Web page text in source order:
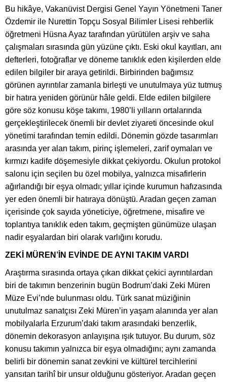
Bu hikâye, Vakanüvist Dergisi Genel Yayın Yönetmeni Taner
Özdemir ile Nurettin Topçu Sosyal Bilimler Lisesi rehberlik
öğretmeni Hüsna Ayaz tarafından yürütülen arşiv ve saha
çalışmaları sırasında gün yüzüne çıktı. Eski okul kayıtları, anı
defterleri, fotoğraflar ve döneme tanıklık eden kişilerden elde
edilen bilgiler bir araya getirildi. Birbirinden bağımsız
görünen ayrıntılar zamanla birleşti ve unutulmaya yüz tutmuş
bir hatıra yeniden görünür hâle geldi. Elde edilen bilgilere
göre söz konusu köşe takımı, 1980’li yılların ortalarında
gerçekleştirilecek önemli bir devlet ziyareti öncesinde okul
yönetimi tarafından temin edildi. Dönemin gözde tasarımları
arasında yer alan takım, pirinç işlemeleri, zarif oymaları ve
kırmızı kadife döşemesiyle dikkat çekiyordu. Okulun protokol
salonu için seçilen bu özel mobilya, yalnızca misafirlerin
ağırlandığı bir eşya olmadı; yıllar içinde kurumun hafızasında
yer eden önemli bir hatıraya dönüştü. Aradan geçen zaman
içerisinde çok sayıda yöneticiye, öğretmene, misafire ve
toplantıya tanıklık eden takım, geçmişten günümüze ulaşan
nadir eşyalardan biri olarak varlığını korudu.
ZEKİ MÜREN’İN EVİNDE DE AYNI TAKIM VARDI
Araştırma sırasında ortaya çıkan dikkat çekici ayrıntılardan
biri de takımın benzerinin bugün Bodrum’daki Zeki Müren
Müze Evi’nde bulunması oldu. Türk sanat müziğinin
unutulmaz sanatçısı Zeki Müren’in yaşam alanında yer alan
mobilyalarla Erzurum’daki takım arasındaki benzerlik,
dönemin dekorasyon anlayışına ışık tutuyor. Bu durum, söz
konusu takımın yalnızca bir eşya olmadığını; aynı zamanda
belirli bir dönemin sanat zevkini ve kültürel tercihlerini
yansıtan tarihî bir unsur olduğunu gösteriyor. Aradan geçen